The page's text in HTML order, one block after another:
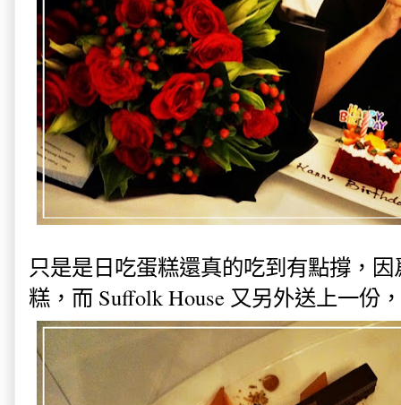
只是是日吃蛋糕還真的吃到有點撐，
糕，而 Suffolk House 又另外送上一份